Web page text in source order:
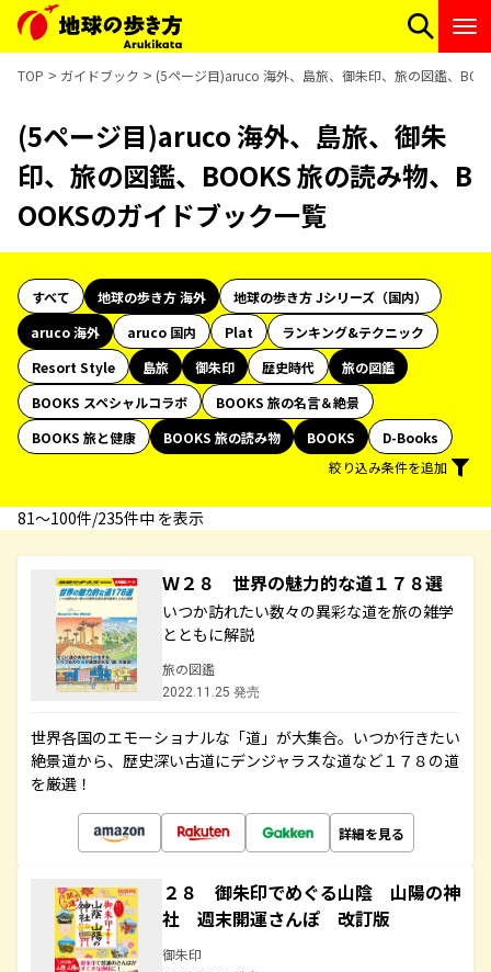
TOP ガイドブック (5ページ目)aruco 海外、島旅、御朱印、旅の図鑑、
(5ページ目)aruco 海外、島旅、御朱
印、旅の図鑑、BOOKS 旅の読み物、B
OOKSのガイドブック一覧
すべて 地球の歩き方 海外
地球の歩き方 Jシリーズ（国内）
aruco 海外
aruco 国内 Plat
ランキング&テクニック
Resort Style
島旅 御朱印 歴史時代
旅の図鑑
BOOKS スペシャルコラボ
BOOKS 旅の名言＆絶景
BOOKS 旅と健康
BOOKS 旅の読み物 BOOKS
D-Books
絞り込み条件を追加
81〜100件/235件中 を表示
Ｗ２８ 世界の魅力的な道１７８選
いつか訪れたい数々の異彩な道を旅の雑学
とともに解説
旅の図鑑
2022.11.25 発売
世界各国のエモーショナルな「道」が大集合。いつか行きたい
絶景道から、歴史深い古道にデンジャラスな道など１７８の道
を厳選！
詳細を見る
２８ 御朱印でめぐる山陰 山陽の神
社 週末開運さんぽ 改訂版
御朱印